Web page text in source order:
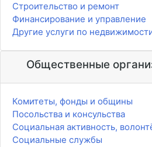
Строительство и ремонт
Финансирование и управление
Другие услуги по
Общественные
Комитеты, фонды и общины
Посольства и консульства
Социальная активность,
Социальные службы